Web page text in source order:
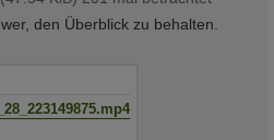
den Überblick zu behalten.